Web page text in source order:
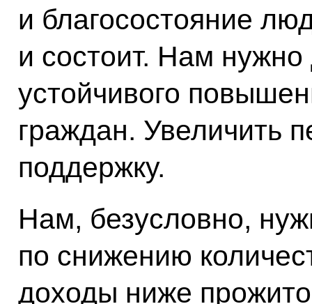
и благосостояние
и состоит. Нам нужно
устойчивого
граждан. Увеличить
поддержку.
Нам, безусловно,
по снижению
доходы ниже